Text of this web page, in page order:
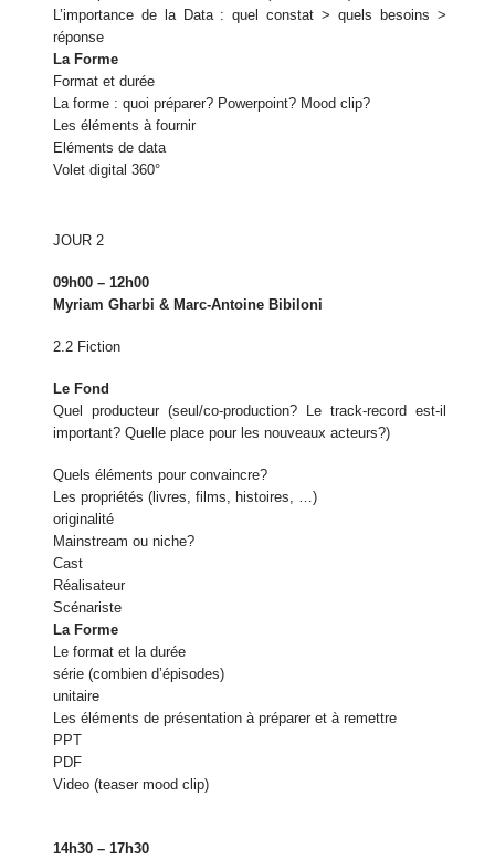
L’importance de la Data : quel constat > quels besoins >
réponse
La Forme
Format et durée
La forme : quoi préparer? Powerpoint? Mood clip?
Les éléments à fournir
Eléments de data
Volet digital 360°
JOUR 2
09h00 – 12h00
Myriam Gharbi & Marc-Antoine Bibiloni
2.2 Fiction
Le Fond
Quel producteur (seul/co-production? Le track-record est-il
important? Quelle place pour les nouveaux acteurs?)
Quels éléments pour convaincre?
Les propriétés (livres, films, histoires, …)
originalité
Mainstream ou niche?
Cast
Réalisateur
Scénariste
La Forme
Le format et la durée
série (combien d’épisodes)
unitaire
Les éléments de présentation à préparer et à remettre
PPT
PDF
Video (teaser mood clip)
14h30 – 17h30